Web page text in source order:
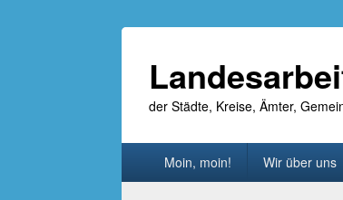
der Städte, Kreise, Ämter,
Moin, moin! Wir über uns